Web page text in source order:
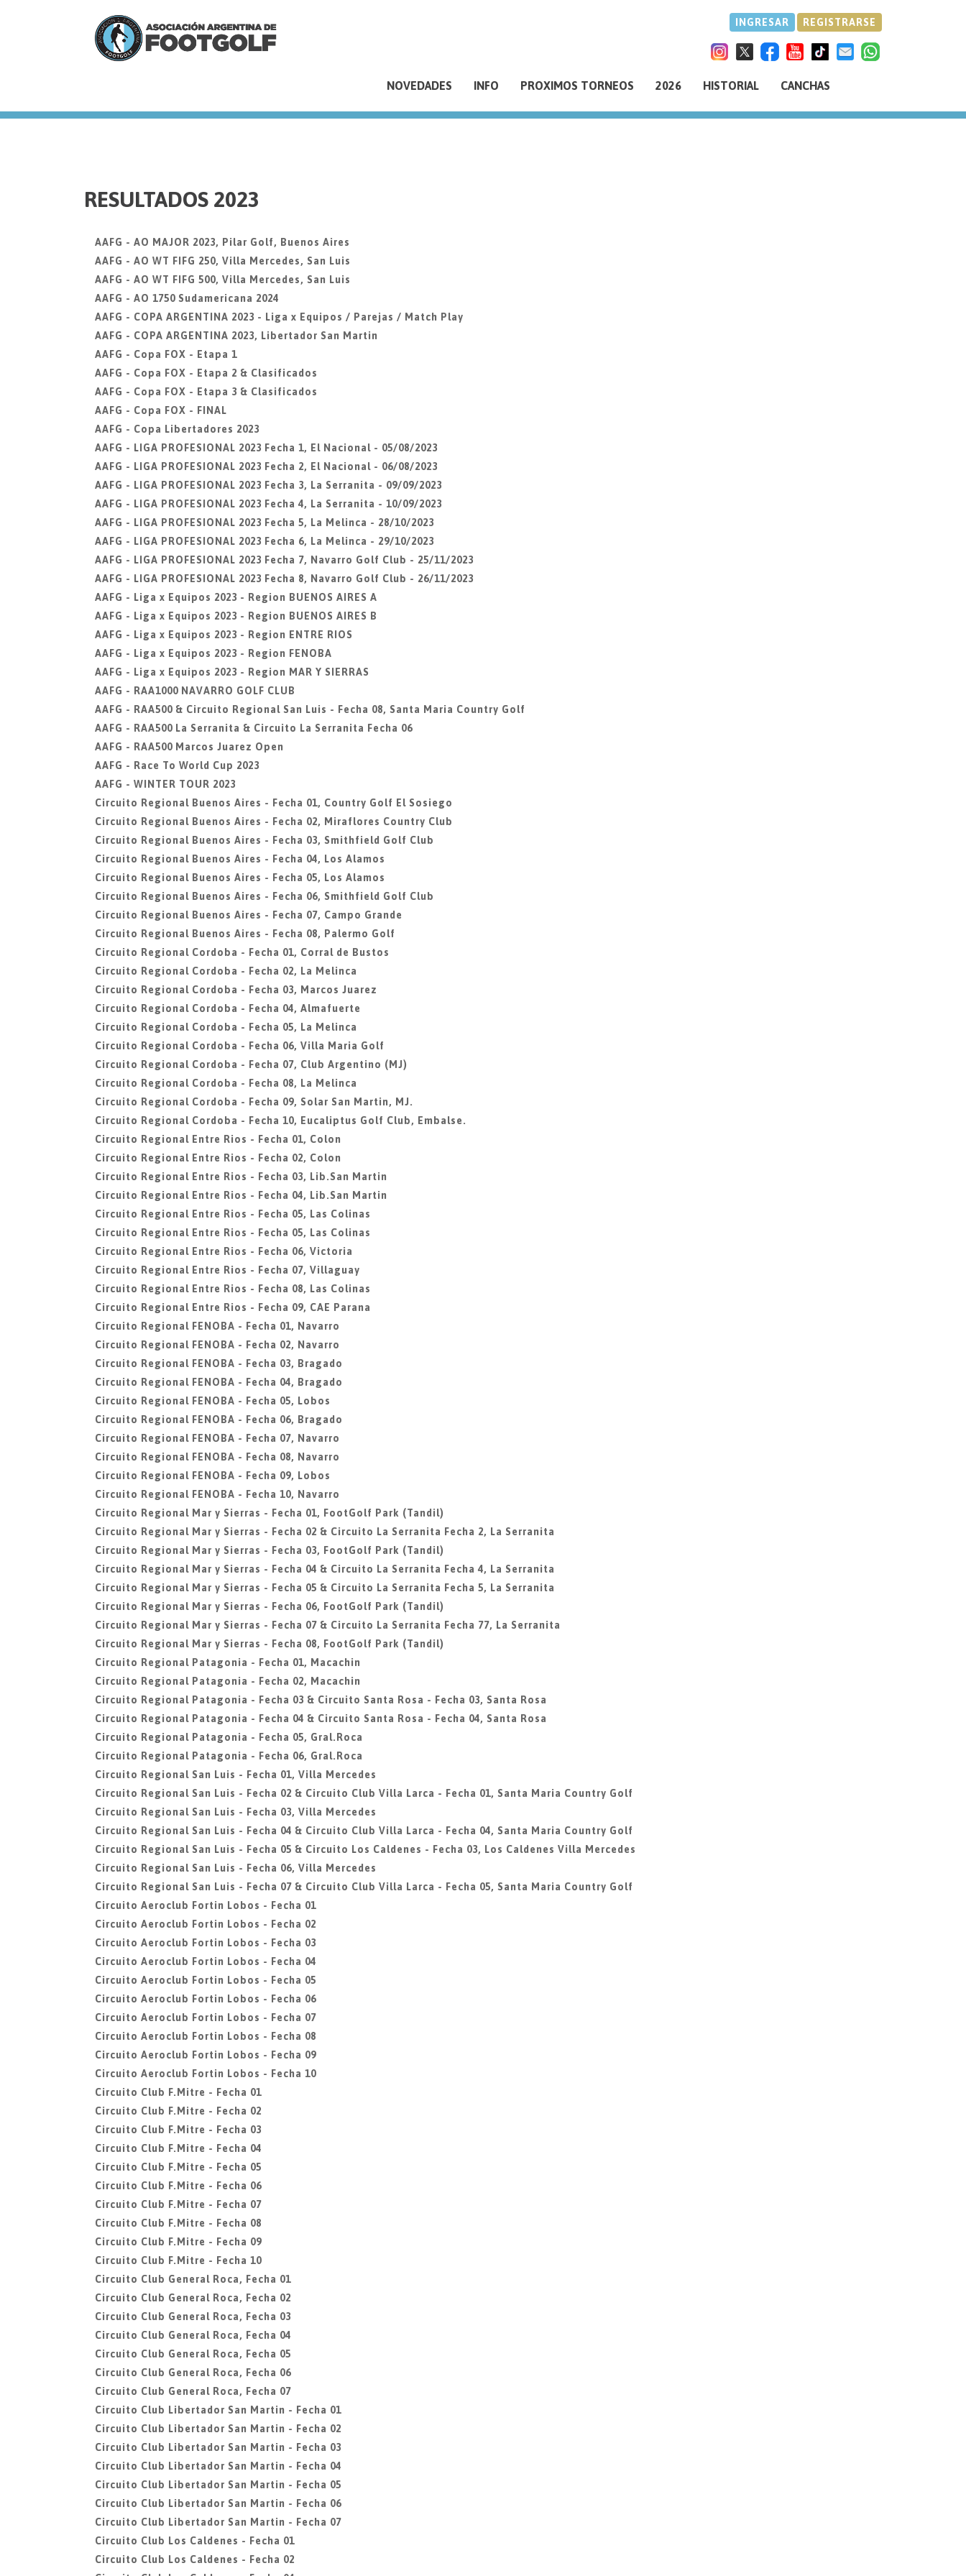
we
INGRESAR REGISTRARSE
NOVEDADES INFO PROXIMOS TORNEOS 2026 HISTORIAL CANCHAS
RESULTADOS 2023
AAFG - AO MAJOR 2023, Pilar Golf, Buenos Aires
AAFG - AO WT FIFG 250, Villa Mercedes, San Luis
AAFG - AO WT FIFG 500, Villa Mercedes, San Luis
AAFG - AO 1750 Sudamericana 2024
AAFG - COPA ARGENTINA 2023 - Liga x Equipos / Parejas / Match Play
AAFG - COPA ARGENTINA 2023, Libertador San Martin
AAFG - Copa FOX - Etapa 1
AAFG - Copa FOX - Etapa 2 & Clasificados
AAFG - Copa FOX - Etapa 3 & Clasificados
AAFG - Copa FOX - FINAL
AAFG - Copa Libertadores 2023
AAFG - LIGA PROFESIONAL 2023 Fecha 1, El Nacional - 05/08/2023
AAFG - LIGA PROFESIONAL 2023 Fecha 2, El Nacional - 06/08/2023
AAFG - LIGA PROFESIONAL 2023 Fecha 3, La Serranita - 09/09/2023
AAFG - LIGA PROFESIONAL 2023 Fecha 4, La Serranita - 10/09/2023
AAFG - LIGA PROFESIONAL 2023 Fecha 5, La Melinca - 28/10/2023
AAFG - LIGA PROFESIONAL 2023 Fecha 6, La Melinca - 29/10/2023
AAFG - LIGA PROFESIONAL 2023 Fecha 7, Navarro Golf Club - 25/11/2023
AAFG - LIGA PROFESIONAL 2023 Fecha 8, Navarro Golf Club - 26/11/2023
AAFG - Liga x Equipos 2023 - Region BUENOS AIRES A
AAFG - Liga x Equipos 2023 - Region BUENOS AIRES B
AAFG - Liga x Equipos 2023 - Region ENTRE RIOS
AAFG - Liga x Equipos 2023 - Region FENOBA
AAFG - Liga x Equipos 2023 - Region MAR Y SIERRAS
AAFG - RAA1000 NAVARRO GOLF CLUB
AAFG - RAA500 & Circuito Regional San Luis - Fecha 08, Santa Maria Country Golf
AAFG - RAA500 La Serranita & Circuito La Serranita Fecha 06
AAFG - RAA500 Marcos Juarez Open
AAFG - Race To World Cup 2023
AAFG - WINTER TOUR 2023
Circuito Regional Buenos Aires - Fecha 01, Country Golf El Sosiego
Circuito Regional Buenos Aires - Fecha 02, Miraflores Country Club
Circuito Regional Buenos Aires - Fecha 03, Smithfield Golf Club
Circuito Regional Buenos Aires - Fecha 04, Los Alamos
Circuito Regional Buenos Aires - Fecha 05, Los Alamos
Circuito Regional Buenos Aires - Fecha 06, Smithfield Golf Club
Circuito Regional Buenos Aires - Fecha 07, Campo Grande
Circuito Regional Buenos Aires - Fecha 08, Palermo Golf
Circuito Regional Cordoba - Fecha 01, Corral de Bustos
Circuito Regional Cordoba - Fecha 02, La Melinca
Circuito Regional Cordoba - Fecha 03, Marcos Juarez
Circuito Regional Cordoba - Fecha 04, Almafuerte
Circuito Regional Cordoba - Fecha 05, La Melinca
Circuito Regional Cordoba - Fecha 06, Villa Maria Golf
Circuito Regional Cordoba - Fecha 07, Club Argentino (MJ)
Circuito Regional Cordoba - Fecha 08, La Melinca
Circuito Regional Cordoba - Fecha 09, Solar San Martin, MJ.
Circuito Regional Cordoba - Fecha 10, Eucaliptus Golf Club, Embalse.
Circuito Regional Entre Rios - Fecha 01, Colon
Circuito Regional Entre Rios - Fecha 02, Colon
Circuito Regional Entre Rios - Fecha 03, Lib.San Martin
Circuito Regional Entre Rios - Fecha 04, Lib.San Martin
Circuito Regional Entre Rios - Fecha 05, Las Colinas
Circuito Regional Entre Rios - Fecha 05, Las Colinas
Circuito Regional Entre Rios - Fecha 06, Victoria
Circuito Regional Entre Rios - Fecha 07, Villaguay
Circuito Regional Entre Rios - Fecha 08, Las Colinas
Circuito Regional Entre Rios - Fecha 09, CAE Parana
Circuito Regional FENOBA - Fecha 01, Navarro
Circuito Regional FENOBA - Fecha 02, Navarro
Circuito Regional FENOBA - Fecha 03, Bragado
Circuito Regional FENOBA - Fecha 04, Bragado
Circuito Regional FENOBA - Fecha 05, Lobos
Circuito Regional FENOBA - Fecha 06, Bragado
Circuito Regional FENOBA - Fecha 07, Navarro
Circuito Regional FENOBA - Fecha 08, Navarro
Circuito Regional FENOBA - Fecha 09, Lobos
Circuito Regional FENOBA - Fecha 10, Navarro
Circuito Regional Mar y Sierras - Fecha 01, FootGolf Park (Tandil)
Circuito Regional Mar y Sierras - Fecha 02 & Circuito La Serranita Fecha 2, La Serranita
Circuito Regional Mar y Sierras - Fecha 03, FootGolf Park (Tandil)
Circuito Regional Mar y Sierras - Fecha 04 & Circuito La Serranita Fecha 4, La Serranita
Circuito Regional Mar y Sierras - Fecha 05 & Circuito La Serranita Fecha 5, La Serranita
Circuito Regional Mar y Sierras - Fecha 06, FootGolf Park (Tandil)
Circuito Regional Mar y Sierras - Fecha 07 & Circuito La Serranita Fecha 77, La Serranita
Circuito Regional Mar y Sierras - Fecha 08, FootGolf Park (Tandil)
Circuito Regional Patagonia - Fecha 01, Macachin
Circuito Regional Patagonia - Fecha 02, Macachin
Circuito Regional Patagonia - Fecha 03 & Circuito Santa Rosa - Fecha 03, Santa Rosa
Circuito Regional Patagonia - Fecha 04 & Circuito Santa Rosa - Fecha 04, Santa Rosa
Circuito Regional Patagonia - Fecha 05, Gral.Roca
Circuito Regional Patagonia - Fecha 06, Gral.Roca
Circuito Regional San Luis - Fecha 01, Villa Mercedes
Circuito Regional San Luis - Fecha 02 & Circuito Club Villa Larca - Fecha 01, Santa Maria Country Golf
Circuito Regional San Luis - Fecha 03, Villa Mercedes
Circuito Regional San Luis - Fecha 04 & Circuito Club Villa Larca - Fecha 04, Santa Maria Country Golf
Circuito Regional San Luis - Fecha 05 & Circuito Los Caldenes - Fecha 03, Los Caldenes Villa Mercedes
Circuito Regional San Luis - Fecha 06, Villa Mercedes
Circuito Regional San Luis - Fecha 07 & Circuito Club Villa Larca - Fecha 05, Santa Maria Country Golf
Circuito Aeroclub Fortin Lobos - Fecha 01
Circuito Aeroclub Fortin Lobos - Fecha 02
Circuito Aeroclub Fortin Lobos - Fecha 03
Circuito Aeroclub Fortin Lobos - Fecha 04
Circuito Aeroclub Fortin Lobos - Fecha 05
Circuito Aeroclub Fortin Lobos - Fecha 06
Circuito Aeroclub Fortin Lobos - Fecha 07
Circuito Aeroclub Fortin Lobos - Fecha 08
Circuito Aeroclub Fortin Lobos - Fecha 09
Circuito Aeroclub Fortin Lobos - Fecha 10
Circuito Club F.Mitre - Fecha 01
Circuito Club F.Mitre - Fecha 02
Circuito Club F.Mitre - Fecha 03
Circuito Club F.Mitre - Fecha 04
Circuito Club F.Mitre - Fecha 05
Circuito Club F.Mitre - Fecha 06
Circuito Club F.Mitre - Fecha 07
Circuito Club F.Mitre - Fecha 08
Circuito Club F.Mitre - Fecha 09
Circuito Club F.Mitre - Fecha 10
Circuito Club General Roca, Fecha 01
Circuito Club General Roca, Fecha 02
Circuito Club General Roca, Fecha 03
Circuito Club General Roca, Fecha 04
Circuito Club General Roca, Fecha 05
Circuito Club General Roca, Fecha 06
Circuito Club General Roca, Fecha 07
Circuito Club Libertador San Martin - Fecha 01
Circuito Club Libertador San Martin - Fecha 02
Circuito Club Libertador San Martin - Fecha 03
Circuito Club Libertador San Martin - Fecha 04
Circuito Club Libertador San Martin - Fecha 05
Circuito Club Libertador San Martin - Fecha 06
Circuito Club Libertador San Martin - Fecha 07
Circuito Club Los Caldenes - Fecha 01
Circuito Club Los Caldenes - Fecha 02